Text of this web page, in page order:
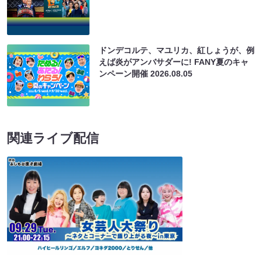
ドンデコルテ、マユリカ、紅しょうが、例
えば炎がアンバサダーに! FANY夏のキャ
ンペーン開催2026.08.05
関連ライブ配信